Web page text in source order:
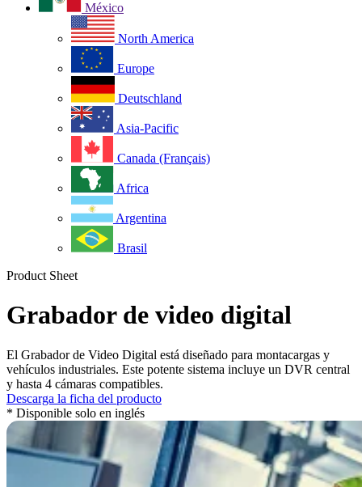
México
North America
Europe
Deutschland
Asia-Pacific
Canada (Français)
Africa
Argentina
Brasil
Product Sheet
Grabador de video digital
El Grabador de Video Digital está diseñado para montacargas y
vehículos industriales. Este potente sistema incluye un DVR central
y hasta 4 cámaras compatibles.
Descarga la ficha del producto
* Disponible solo en inglés